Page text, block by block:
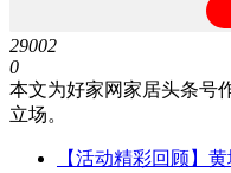
29002
0
本文为好家网家居头条号
立场。
【活动精彩回顾】